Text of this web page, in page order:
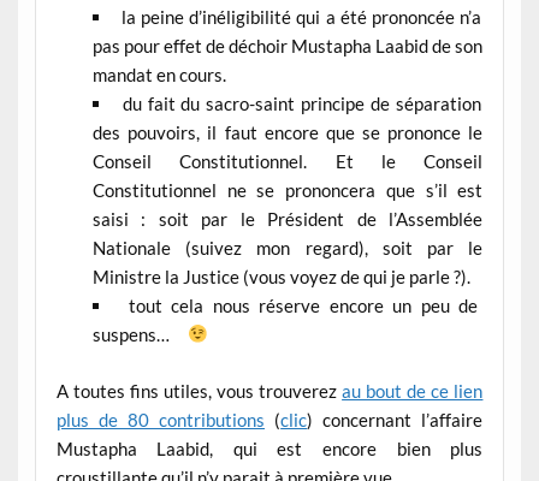
la peine d’inéligibilité qui a été prononcée n’a
pas pour effet de déchoir Mustapha Laabid de son
mandat en cours.
du fait du sacro-saint principe de séparation
des pouvoirs, il faut encore que se prononce le
Conseil Constitutionnel. Et le Conseil
Constitutionnel ne se prononcera que s’il est
saisi : soit par le Président de l’Assemblée
Nationale (suivez mon regard), soit par le
Ministre la Justice (vous voyez de qui je parle ?).
tout cela nous réserve encore un peu de
suspens…
A toutes fins utiles, vous trouverezau bout de ce lien
plus de 80 contributions (clic) concernant l’affaire
Mustapha Laabid, qui est encore bien plus